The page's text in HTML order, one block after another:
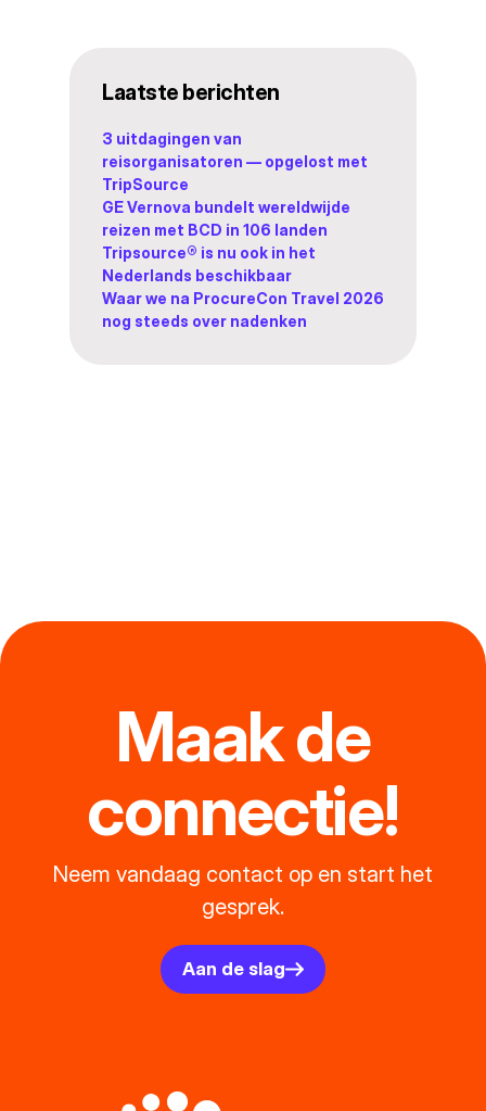
Laatste berichten
3 uitdagingen van
reisorganisatoren — opgelost met
TripSource
GE Vernova bundelt wereldwijde
reizen met BCD in 106 landen
Tripsource® is nu ook in het
Nederlands beschikbaar
Waar we na ProcureCon Travel 2026
nog steeds over nadenken
Maak de
connectie!
Neem vandaag contact op en start het
gesprek.
Aan de slag